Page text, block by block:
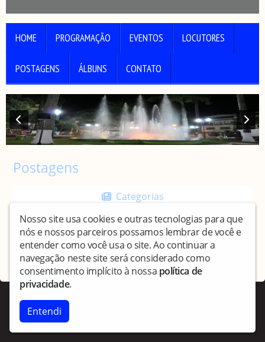
HOME PROGRAMAÇÃO EVENTOS LOCUTORES
POSTAGENS ÁLBUNS CONTATO
Postagens
Categorias
Nenhuma notícia encontrada
Copyright © Culturamutum - Todos os direitos reservados.
Nosso site usa cookies e outras tecnologias para que
nós e nossos parceiros possamos lembrar de você e
entender como você usa o site. Ao continuar a
navegação neste site será considerado como
consentimento implícito à nossa política de
privacidade.
Entendi